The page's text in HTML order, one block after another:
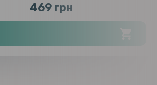
469 грн